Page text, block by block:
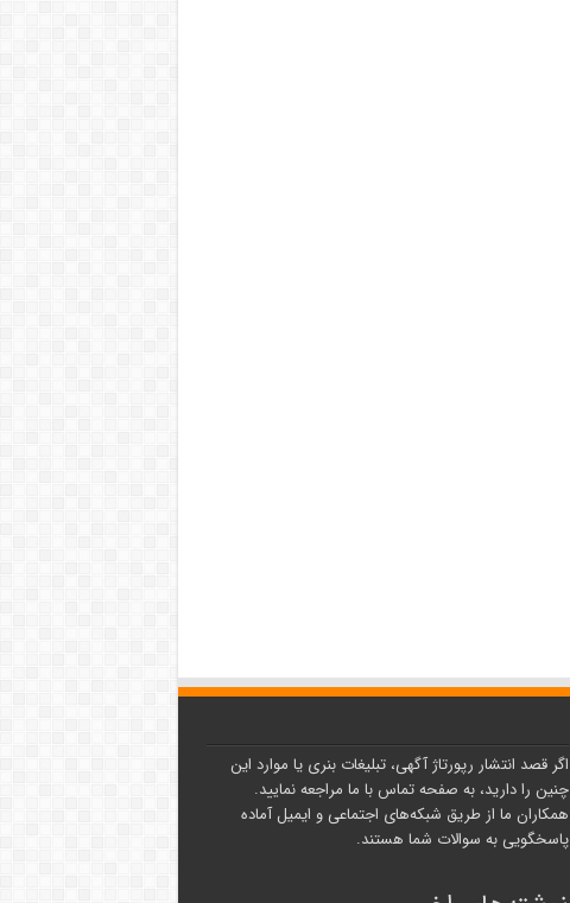
اگر قصد انتشار رپورتاژ آگهی، تبلیغات بنری یا موارد این
چنین را دارید، به صفحه تماس با ما مراجعه نمایید.
همکاران ما از طریق شبکه‌های اجتماعی و ایمیل آماده
پاسخگویی به سوالات شما هستند.